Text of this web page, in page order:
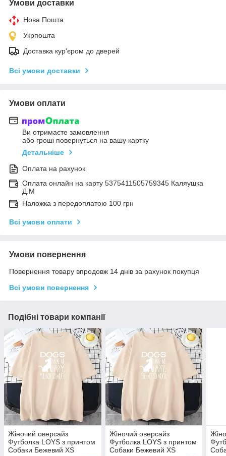
Умови доставки
Нова Пошта
Укрпошта
Доставка кур'єром до дверей
Всі умови доставки
Умови оплати
Ви отримаєте замовлення
або гроші повернуться на вашу картку
Детальніше
Оплата на рахунок
Оплата онлайн на карту 5375411505759345 Каляушка
Д.М
Наложка з передоплатою 100 грн
Всі умови оплати
Умови повернення
Повернення товару впродовж 14 днів за рахунок покупця
Всі умови повернення
Подібні товари компанії
Жіночий оверсайз
Футболка LOYS з принтом
Собаки Бежевий XS
Жіночий оверсайз
Футболка LOYS з принтом
Собаки Бежевий XS